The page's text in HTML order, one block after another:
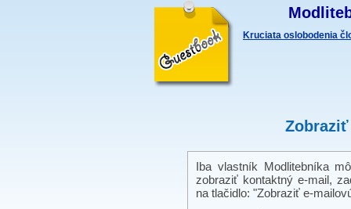
Kruciata oslobodenia
Iba vlastník Modlitebníka
zobraziť kontaktný e-mail,
na tlačidlo: "Zobraziť e-